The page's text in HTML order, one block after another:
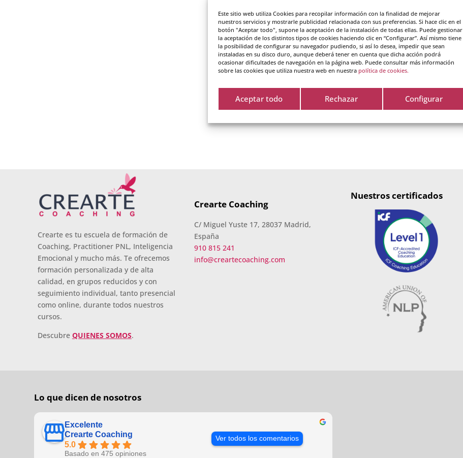
Este sitio web utiliza Cookies para recopilar información con la finalidad de mejorar
nuestros servicios y mostrarle publicidad relacionada con sus preferencias. Si hace clic en el
botón "Aceptar todo", supone la aceptación de la instalación de todas ellas. Puede gestionar
la aceptación de los distintos tipos de cookies haciendo clic en “Configurar”. Así mismo tiene
la posibilidad de configurar su navegador pudiendo, si así lo desea, impedir que sean
instaladas en su disco duro, aunque deberá tener en cuenta que dicha acción podrá
ocasionar dificultades de navegación en la página web. Puede consultar más información
sobre las cookies que utiliza nuestra web en nuestra política de cookies.
Aceptar todo Rechazar Configurar
Crearte es tu escuela de formación de
Coaching, Practitioner PNL, Inteligencia
Emocional y mucho más. Te ofrecemos
formación personalizada y de alta
calidad, en grupos reducidos y con
seguimiento individual, tanto presencial
como online, durante todos nuestros
cursos.
Descubre QUIENES SOMOS.
Crearte Coaching
C/ Miguel Yuste 17, 28037 Madrid,
España
910 815 241
info@creartecoaching.com
Nuestros certificados
Lo que dicen de nosotros
Excelente
Crearte Coaching
5.0
Basado en 475 opiniones
Ver todos los comentarios